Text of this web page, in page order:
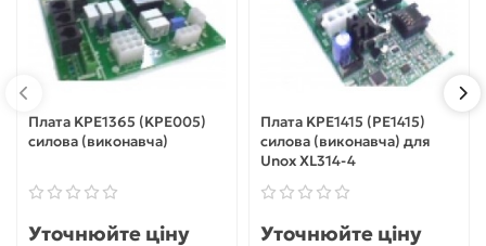
Плата KPE1365 (KPE005)
силова (виконавча)
Уточнюйте ціну
Плата KPE1415 (PE1415)
силова (виконавча) для
Unox XL314-4
Уточнюйте ціну